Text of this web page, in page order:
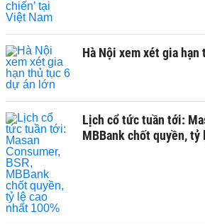
Hà Nội xem xét gia
Lịch cổ tức tuần tới:
MBBank chốt quyền, tỷ